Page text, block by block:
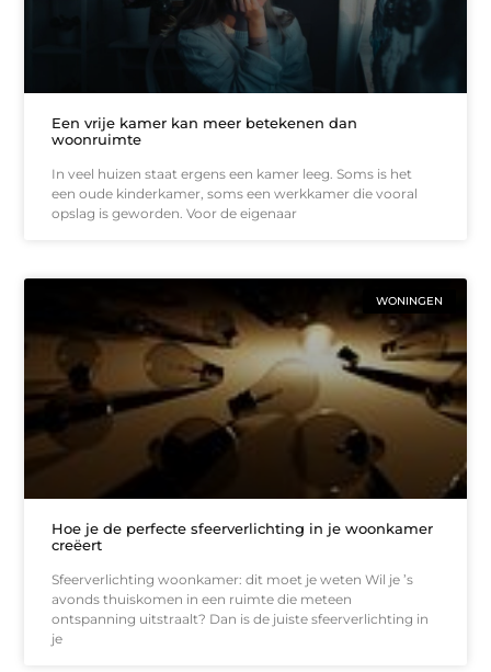
Een vrije kamer kan meer betekenen dan
woonruimte
In veel huizen staat ergens een kamer leeg. Soms is het
een oude kinderkamer, soms een werkkamer die vooral
opslag is geworden. Voor de eigenaar
WONINGEN
Hoe je de perfecte sfeerverlichting in je woonkamer
creëert
Sfeerverlichting woonkamer: dit moet je weten Wil je ’s
avonds thuiskomen in een ruimte die meteen
ontspanning uitstraalt? Dan is de juiste sfeerverlichting in
je